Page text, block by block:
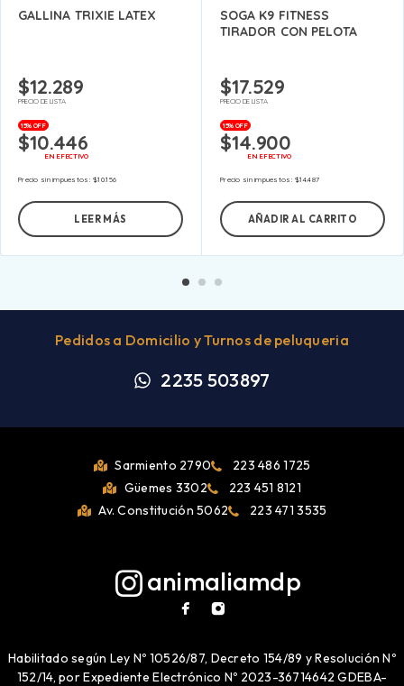
GALLINA TRIXIE LATEX
$12.289
PRECIO DE LISTA
15% OFF
$10.446
EN EFECTIVO
Precio sin impuestos:$10.156
LEER MÁS
SOGA K9 FITNESS
TIRADOR CON PELOTA
$17.529
PRECIO DE LISTA
15% OFF
$14.900
EN EFECTIVO
Precio sin impuestos:$14.487
AÑADIR AL CARRITO
Pedidos a Domicilio y Turnos de peluqueria
2235 503897
Sarmiento 2790
223 486 1725
Güemes 3302
223 451 8121
Av. Constitución 5062
223 471 3535
animaliamdp
Habilitado según Ley Nº 10526/87, Decreto 154/89 y Resolución Nº
152/14, por Expediente Electrónico Nº 2023-36714642 GDEBA-